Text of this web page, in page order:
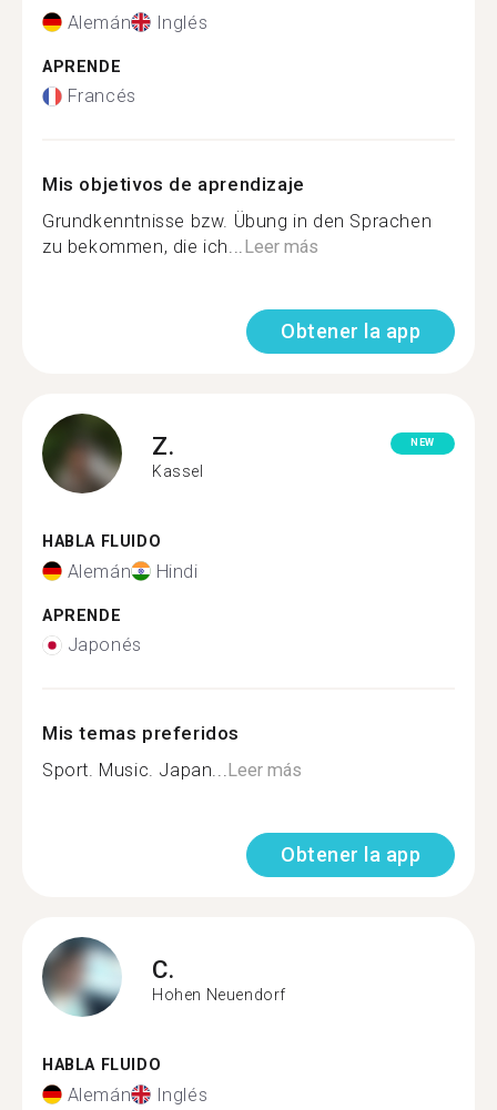
Alemán Inglés
APRENDE
Francés
Mis objetivos de aprendizaje
Grundkenntnisse bzw. Übung in den Sprachen
zu bekommen, die ich...Leer más
Obtener la app
Z.
Kassel
NEW
HABLA FLUIDO
Alemán Hindi
APRENDE
Japonés
Mis temas preferidos
Sport. Music. Japan...Leer más
Obtener la app
C.
Hohen Neuendorf
HABLA FLUIDO
Alemán Inglés